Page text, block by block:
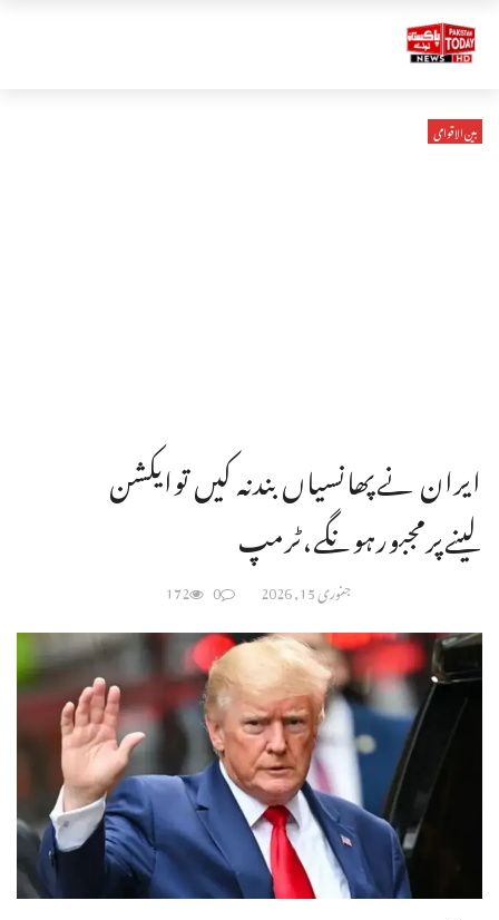
بین الاقوامی
ایران نےپھانسیاں بندنہ کیں توایکشن
لینےپرمجبورہونگے،ٹرمپ
جنوری 15, 2026 0
172